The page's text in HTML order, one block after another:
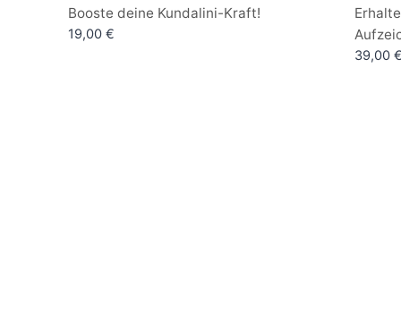
Bewertet
mit
5.00
von 5
Booste deine Kundalini-Kraft!
19,00 €
Bewertet
mit
4.67
39,00